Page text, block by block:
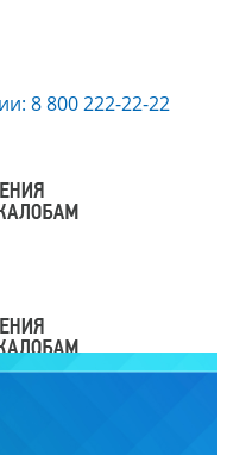
8 800 222-22-22